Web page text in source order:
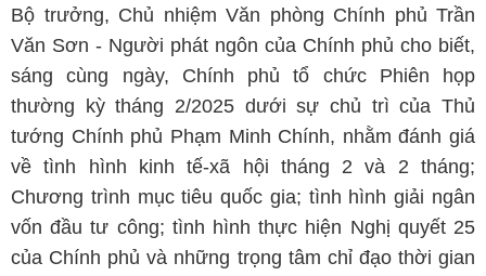
Bộ trưởng, Chủ nhiệm Văn phòng Chính phủ Trần
Văn Sơn - Người phát ngôn của Chính phủ cho biết,
sáng cùng ngày, Chính phủ tổ chức Phiên họp
thường kỳ tháng 2/2025 dưới sự chủ trì của Thủ
tướng Chính phủ Phạm Minh Chính, nhằm đánh giá
về tình hình kinh tế-xã hội tháng 2 và 2 tháng;
Chương trình mục tiêu quốc gia; tình hình giải ngân
vốn đầu tư công; tình hình thực hiện Nghị quyết 25
của Chính phủ và những trọng tâm chỉ đạo thời gian